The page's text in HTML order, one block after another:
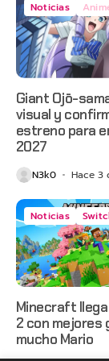
Noticias
Giant Ojō-
visual y
estreno para
2027
N3k0 Hace 3
Noticias
Minecraft
2 con mejores
mucho Mario